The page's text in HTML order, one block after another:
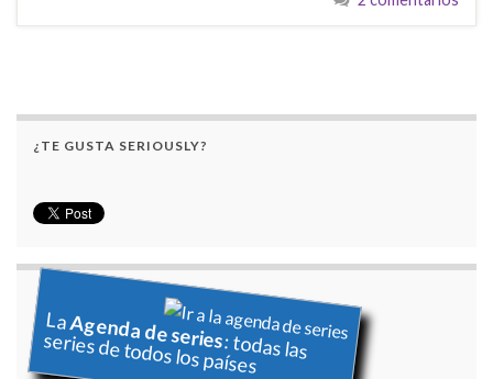
¿TE GUSTA SERIOUSLY?
LaAgenda de series: todas las
series de todos los países